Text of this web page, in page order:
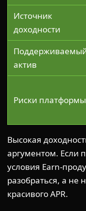
Источник
доходности
актив
Риски платформы
Высокая
аргументом. Если
условия Earn-
разобраться, а не
красивого APR.